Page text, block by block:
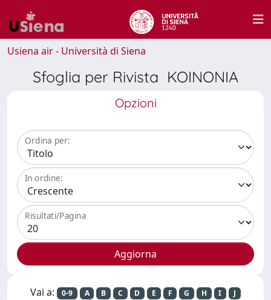
Usiena air - Università di Siena
Sfoglia per Rivista KOINONIA
Opzioni
Ordina per:
In ordine:
Risultati/Pagina
Vai a: 0-9 A B C D E F G H I
J